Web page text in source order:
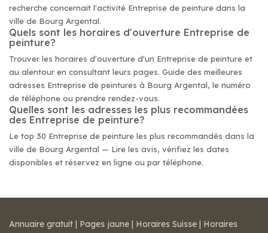
recherche concernait l'activité Entreprise de peinture dans la
ville de Bourg Argental.
Quels sont les horaires d'ouverture Entreprise de
peinture?
Trouver les horaires d'ouverture d'un Entreprise de peinture et
au alentour en consultant leurs pages. Guide des meilleures
adresses Entreprise de peintures à Bourg Argental, le numéro
de téléphone ou prendre rendez-vous.
Quelles sont les adresses les plus recommandées
des Entreprise de peinture?
Le top 30 Entreprise de peinture les plus recommandés dans la
ville de Bourg Argental — Lire les avis, vérifiez les dates
disponibles et réservez en ligne ou par téléphone.
Annuaire gratuit | Pages jaune | Horaires Suisse | Horaires